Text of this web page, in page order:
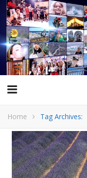
Home Tag Archives: